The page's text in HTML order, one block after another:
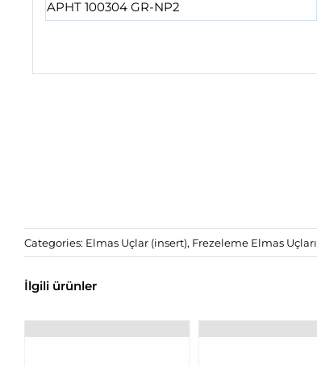
APHT 100304 GR-NP2
Categories: Elmas Uçlar (insert), Frezeleme Elmas Uçları
İlgili ürünler